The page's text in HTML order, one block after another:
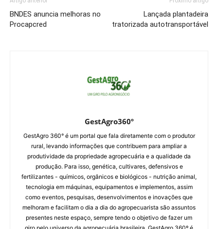
BNDES anuncia melhoras no
Procapcred
Lançada plantadeira
tratorizada autotransportável
GestAgro360º
GestAgro 360° é um portal que fala diretamente com o produtor
rural, levando informações que contribuem para ampliar a
produtividade da propriedade agropecuária e a qualidade da
produção. Para isso, genética, cultivares, defensivos e
fertilizantes - químicos, orgânicos e biológicos - nutrição animal,
tecnologia em máquinas, equipamentos e implementos, assim
como eventos, pesquisas, desenvolvimentos e inovações que
melhoram e facilitam o dia a dia do agropecuarista são assuntos
presentes neste espaço, sempre tendo o objetivo de fazer um